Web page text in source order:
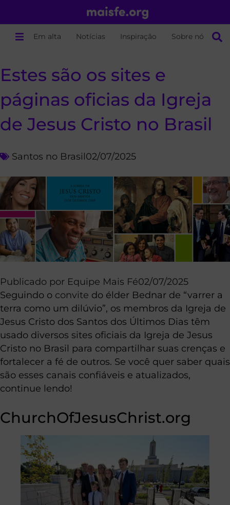
Em alta Notícias Inspiração Sobre nós
Estes são os sites e
páginas oficias da Igreja
de Jesus Cristo no Brasil
Santos no Brasil02/07/2025
Publicado por Equipe Mais Fé02/07/2025
Seguindo o convite do élder Bednar de “varrer a
terra como um dilúvio”, os membros da Igreja de
Jesus Cristo dos Santos dos Últimos Dias têm
usado diversos sites oficiais da Igreja de Jesus
Cristo no Brasil para compartilhar suas crenças e
fortalecer a fé de outros. Se você quer saber quais
são esses canais confiáveis e atualizados,
continue lendo!
ChurchOfJesusChrist.org